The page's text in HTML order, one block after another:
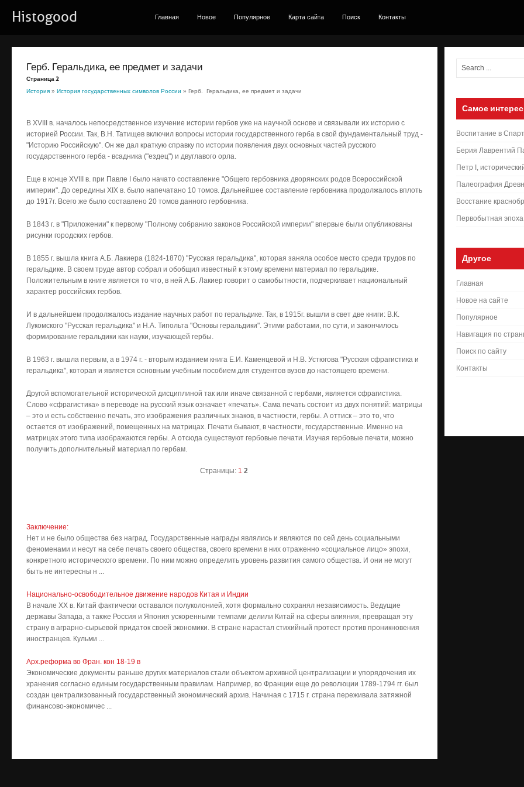
Histogood Главная Новое Популярное Карта сайта Поиск Контакты
Герб. Геральдика, ее предмет и задачи
Страница 2
История » История государственных символов России » Герб. Геральдика, ее предмет и задачи
В XVIII в. началось непосредственное изучение истории гербов уже на научной основе и связывали их историю с
историей России. Так, В.Н. Татищев включил вопросы истории государственного герба в свой фундаментальный труд -
"Историю Российскую". Он же дал краткую справку по истории появления двух основных частей русского
государственного герба - всадника ("ездец") и двуглавого орла.
Еще в конце XVIII в. при Павле I было начато составление "Общего гер­бовника дворянских родов Всероссийской
империи". До середины XIX в. было напечатано 10 томов. Дальнейшее составление гербовника продолжалось вплоть
до 1917г. Всего же было составлено 20 томов данного гер­бовника.
В 1843 г. в "Приложении" к первому "Полному собранию законов Российской империи" впервые были опубликованы
рисунки городских гербов.
В 1855 г. вышла книга А.Б. Лакиера (1824-1870) "Русская геральдика", которая заняла особое место среди трудов по
геральдике. В своем труде автор собрал и обобщил известный к этому времени материал по геральдике.
Положительным в книге является то что, в ней А.Б. Лакиер гово­рит о самобытности, подчеркивает национальный
характер российских гербов.
И в дальнейшем продолжалось издание научных работ по геральдике. Так, в 1915г. вышли в свет две книги: В.К.
Лукомского "Русская геральдика" и Н.А. Типольта "Основы геральдики". Этими работами, по сути, и закончилось
формирование геральдики как науки, изучающей гербы.
В 1963 г. вышла первым, а в 1974 г. - вторым изданием книга Е.И. Каменцевой и Н.В. Устюгова "Русская сфрагистика и
геральдика", которая и является основным учебным пособием для студентов вузов до настоящего времени.
Другой вспомогательной исторической дисциплиной так или иначе связанной с гербами, является сфрагистика.
Слово «сфрагистика» в переводе на русский язык означает «печать». Сама печать состоит из двух понятий: матрицы
– это и есть собственно печать, это изображения различных знаков, в частности, гербы. А оттиск – это то, что
остается от изображений, помещенных на матрицах. Печати бывают, в частности, государственные. Именно на
матрицах этого типа изображаются гербы. А отсюда существуют гербовые печати. Изучая гербовые печати, можно
получить дополнительный материал по гербам.
Страницы: 1 2
Заключение:
Нет и не было общества без наград. Государственные награды являлись и являются по сей день социальными
феноменами и несут на себе печать своего общества, своего времени в них отраженно «социальное лицо» эпохи,
конкретного исторического времени. По ним можно определить уровень развития самого общества. И они не могут
быть не интересны н ...
Национально-освободительное движение народов Китая и Индии
В начале XX в. Китай фактически оставался полуколонией, хотя формально сохранял независимость. Ведущие
державы Запада, а также Россия и Япония ускоренными темпами делили Китай на сферы влияния, превращая эту
страну в аграрно-сырьевой придаток своей экономики. В стране нарастал стихийный протест против проникновения
иностранцев. Кульми ...
Арх.реформа во Фран. кон 18-19 в
Экономические документы раньше других материалов стали объектом архивной централизации и упорядочения их
хранения согласно единым государственным правилам. Например, во Франции еще до революции 1789-1794 гг. был
создан централизованный государственный экономический архив. Начиная с 1715 г. страна переживала затяжной
финансово-экономичес ...
Самое
Воспитание в
Берия Лаврентий
Петр I,
Палеография
Восстание
Первобытная
Другое
Главная
Новое на сайте
Популярное
Навигация по
Поиск по сайту
Контакты